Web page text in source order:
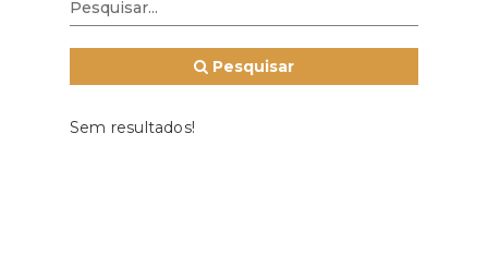
Pesquisar
Sem resultados!